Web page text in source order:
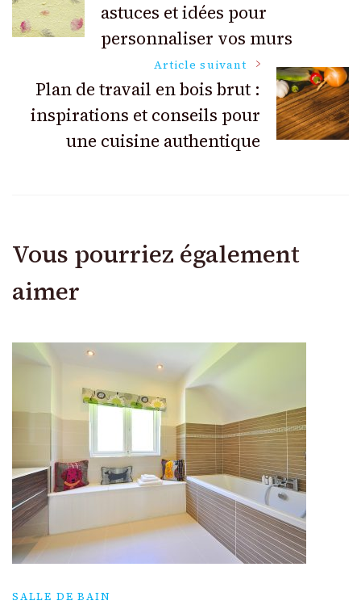
des
articles
astuces et idées pour
personnaliser vos murs
Article suivant
Plan de travail en bois brut :
inspirations et conseils pour
une cuisine authentique
Vous pourriez également
aimer
SALLE DE BAIN